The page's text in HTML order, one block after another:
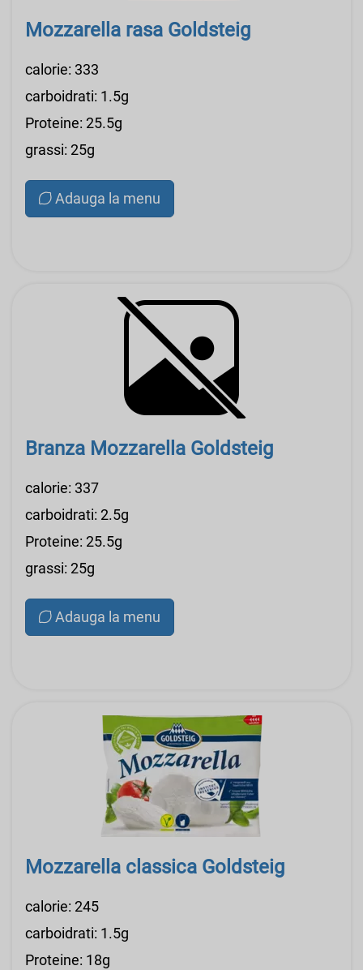
Mozzarella rasa Goldsteig
calorie: 333
carboidrati: 1.5g
Proteine: 25.5g
grassi: 25g
Adauga la menu
Branza Mozzarella Goldsteig
calorie: 337
carboidrati: 2.5g
Proteine: 25.5g
grassi: 25g
Adauga la menu
Mozzarella classica Goldsteig
calorie: 245
carboidrati: 1.5g
Proteine: 18g